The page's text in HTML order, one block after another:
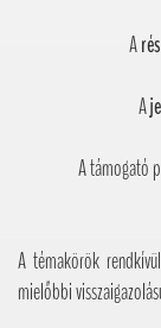
A
A
A támogató
A témakörök
mielőbbi